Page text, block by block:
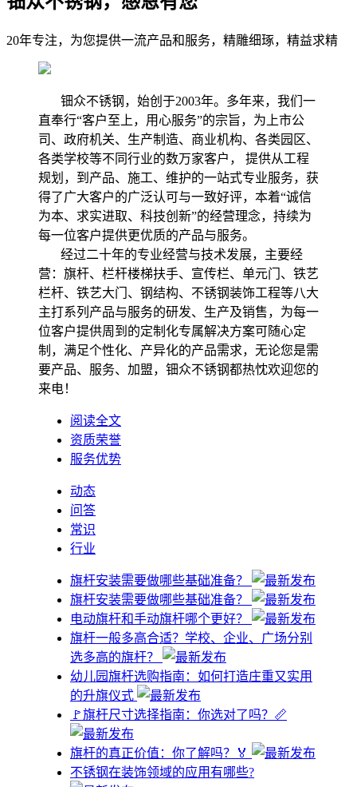
20年专注，为您提供一流产品和服务，精雕细琢，精益求精
钿众不锈钢，始创于2003年。多年来，我们一
直奉行“客户至上，用心服务”的宗旨，为上市公
司、政府机关、生产制造、商业机构、各类园区、
各类学校等不同行业的数万家客户， 提供从工程
规划，到产品、施工、维护的一站式专业服务，获
得了广大客户的广泛认可与一致好评，本着“诚信
为本、求实进取、科技创新”的经营理念，持续为
每一位客户提供更优质的产品与服务。
经过二十年的专业经营与技术发展，主要经
营：旗杆、栏杆楼梯扶手、宣传栏、单元门、铁艺
栏杆、铁艺大门、钢结构、不锈钢装饰工程等八大
主打系列产品与服务的研发、生产及销售，为每一
位客户提供周到的定制化专属解决方案可随心定
制，满足个性化、产异化的产品需求，无论您是需
要产品、服务、加盟，钿众不锈钢都热忱欢迎您的
来电！
阅读全文
资质荣誉
服务优势
动态
问答
常识
行业
旗杆安装需要做哪些基础准备？
旗杆安装需要做哪些基础准备？
电动旗杆和手动旗杆哪个更好？
旗杆一般多高合适？学校、企业、广场分别
选多高的旗杆？
幼儿园旗杆选购指南：如何打造庄重又实用
的升旗仪式
🚩旗杆尺寸选择指南：你选对了吗？📏
旗杆的真正价值：你了解吗？🏅
不锈钢在装饰领域的应用有哪些?